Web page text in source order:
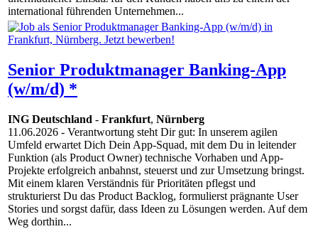
international führenden Unternehmen...
Senior Produktmanager Banking-App
(w/m/d) *
ING Deutschland - Frankfurt, Nürnberg
11.06.2026 - Verantwortung steht Dir gut: In unserem agilen
Umfeld erwartet Dich Dein App-Squad, mit dem Du in leitender
Funktion (als Product Owner) technische Vorhaben und App-
Projekte erfolgreich anbahnst, steuerst und zur Umsetzung bringst.
Mit einem klaren Verständnis für Prioritäten pflegst und
strukturierst Du das Product Backlog, formulierst prägnante User
Stories und sorgst dafür, dass Ideen zu Lösungen werden. Auf dem
Weg dorthin...